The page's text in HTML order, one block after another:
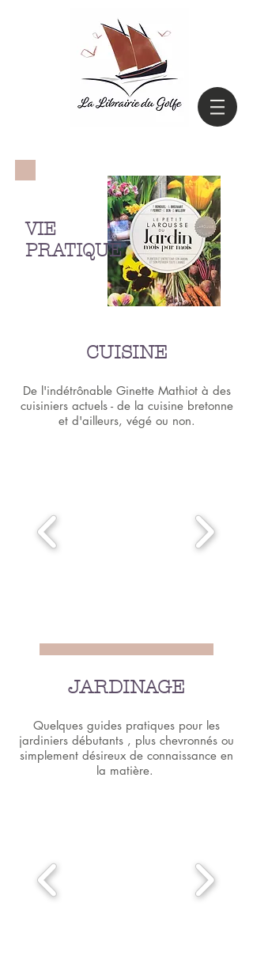
VIE
PRATIQUE
CUISINE
De l'indétrônable Ginette Mathiot à des
cuisiniers actuels - de la cuisine bretonne
et d'ailleurs, végé ou non.
JARDINAGE
Quelques guides pratiques pour les
jardiniers débutants , plus chevronnés ou
simplement désireux de connaissance en
la matière.